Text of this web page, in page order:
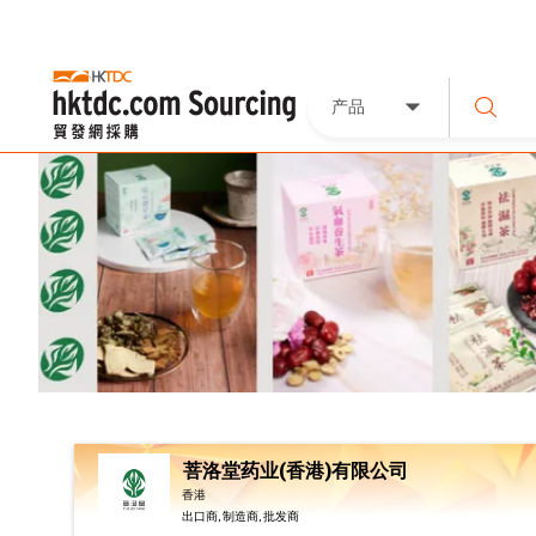
产品
菩洛堂药业(香港)有限公司
香港
出口商, 制造商, 批发商